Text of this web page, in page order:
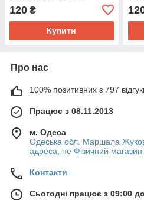
120 ₴
Купити
Про нас
100% позитивних з 797
Працює з 08.11.2013
м. Одеса
Одеська обл. Маршала
адреса, не Фізичний
Контакти
Сьогодні працює з 09:00